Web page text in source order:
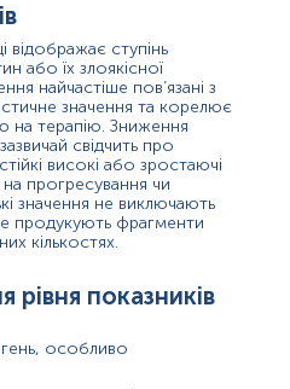
пухлини;
епітелію;
преаналітичні фактори
зразка).
в окремих
підтримка, прогноз,
терапію, виявлення
епітеліальних
гострих або хронічних
моніторинг
відображає ступінь
або їх злоякісної
найчастіше пов’язані з
значення та корелює
на терапію. Зниження
свідчить про
високі або зростаючі
прогресування чи
значення не виключають
продукують фрагменти
кількостях.
показників
особливо